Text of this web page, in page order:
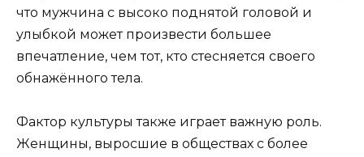
что мужчина с высоко поднятой головой и
улыбкой может произвести большее
впечатление, чем тот, кто стесняется своего
обнажённого тела.
Фактор культуры также играет важную роль.
Женщины, выросшие в обществах с более